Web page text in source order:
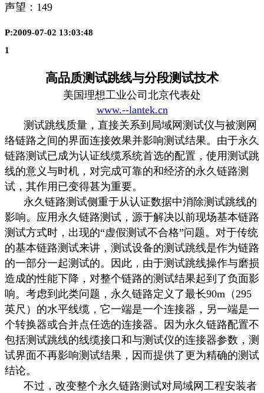
声望： 149
P:2009-07-02 13:03:48
1
高品质测试跳线与分段测试技术
美国理想工业公司北京代表处
www.--lantek.cn
测试跳线质量，直接关系到局域网测试仪与被测网
络链路之间的界面连接效果并影响测试结果。由于永久
链路测试已成为认证线缆系统首选的配置，使用测试跳
线的意义与时机，对完成可靠的和经济的永久链路测
试，其作用已变得甚为重要。
永久链路测试侧重于从认证数据中消除测试跳线的
影响。应用永久链路测试，源于解决以前现场基本链路
测试方式时，出现的“虚假测试不合格”问题。对于传统
的基本链路测试来讲，测试设备的测试跳线是作为链路
的一部分一起测试的。因此，由于测试跳线操作与磨损
造成的性能下降，对整个链路的测试结果起到了负面影
响。考虑到此类问题，永久链路定义了最长90m （295
英尺）的水平线缆，它一端是一个连接器，另一端是一
个转换器或合并点任选的连接器。因为永久链路配置不
包括测试跳线的线缆接口和与测试仪的连接器参数，测
试界面不再影响测试结果，因而提供了更为精确的测试
结论。
不过，改变整个永久链路测试对局域网工程安装者